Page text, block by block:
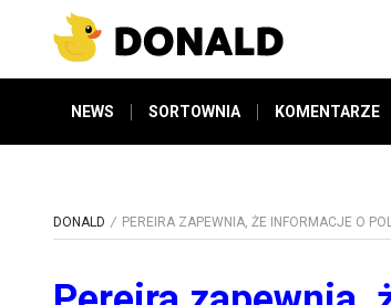
NEWS SORTOWNIA KOMENTARZE
DONALD PEREIRA ZAPEWNIA, ŻE INFORMACJE O